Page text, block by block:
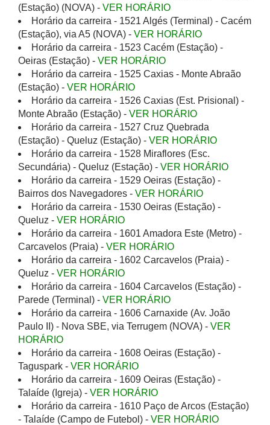
(Estação) (NOVA) - VER HORÁRIO
Horário da carreira - 1521 Algés (Terminal) - Cacém
(Estação), via A5 (NOVA) - VER HORÁRIO
Horário da carreira - 1523 Cacém (Estação) -
Oeiras (Estação) - VER HORÁRIO
Horário da carreira - 1525 Caxias - Monte Abraão
(Estação) - VER HORÁRIO
Horário da carreira - 1526 Caxias (Est. Prisional) -
Monte Abraão (Estação) - VER HORÁRIO
Horário da carreira - 1527 Cruz Quebrada
(Estação) - Queluz (Estação) - VER HORÁRIO
Horário da carreira - 1528 Miraflores (Esc.
Secundária) - Queluz (Estação) - VER HORÁRIO
Horário da carreira - 1529 Oeiras (Estação) -
Bairros dos Navegadores - VER HORÁRIO
Horário da carreira - 1530 Oeiras (Estação) -
Queluz - VER HORÁRIO
Horário da carreira - 1601 Amadora Este (Metro) -
Carcavelos (Praia) - VER HORÁRIO
Horário da carreira - 1602 Carcavelos (Praia) -
Queluz - VER HORÁRIO
Horário da carreira - 1604 Carcavelos (Estação) -
Parede (Terminal) - VER HORÁRIO
Horário da carreira - 1606 Carnaxide (Av. João
Paulo II) - Nova SBE, via Terrugem (NOVA) - VER
HORÁRIO
Horário da carreira - 1608 Oeiras (Estação) -
Taguspark - VER HORÁRIO
Horário da carreira - 1609 Oeiras (Estação) -
Talaíde (Igreja) - VER HORÁRIO
Horário da carreira - 1610 Paço de Arcos (Estação)
- Talaíde (Campo de Futebol) - VER HORÁRIO